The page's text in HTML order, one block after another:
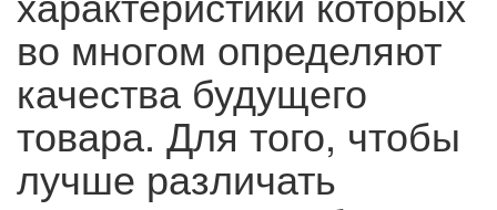
во многом определяют
качества будущего
товара. Для того, чтобы
лучше различать